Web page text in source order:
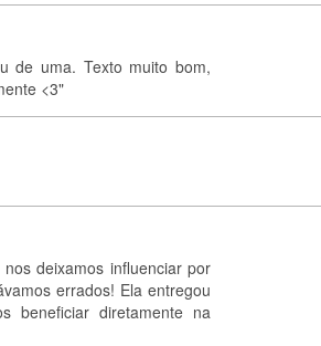
de uma. Texto muito bom,
<3"
deixamos influenciar por
errados! Ela entregou
beneficiar diretamente na